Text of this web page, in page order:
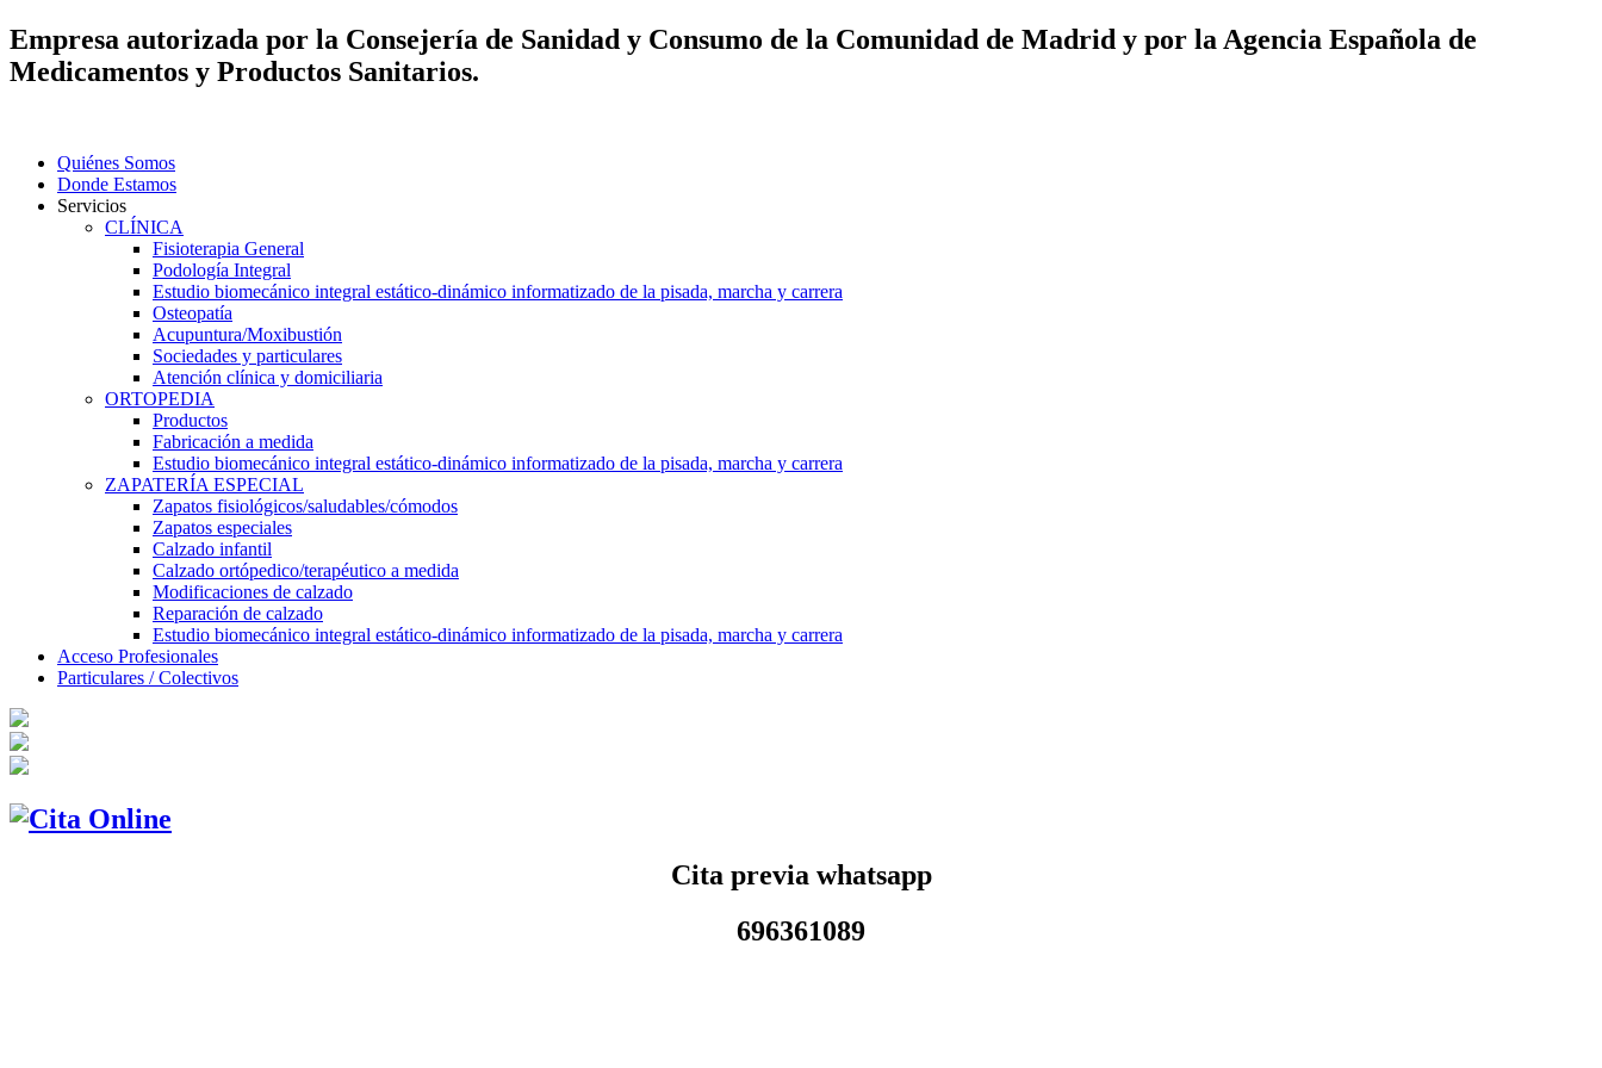
Empresa autorizada por la Consejería de Sanidad y Consumo de la Comunidad de Madrid y por la Agencia Española de
Medicamentos y Productos Sanitarios.
Quiénes Somos
Donde Estamos
Servicios
CLÍNICA
Fisioterapia General
Podología Integral
Estudio biomecánico integral estático-dinámico informatizado de la pisada, marcha y carrera
Osteopatía
Acupuntura/Moxibustión
Sociedades y particulares
Atención clínica y domiciliaria
ORTOPEDIA
Productos
Fabricación a medida
Estudio biomecánico integral estático-dinámico informatizado de la pisada, marcha y carrera
ZAPATERÍA ESPECIAL
Zapatos fisiológicos/saludables/cómodos
Zapatos especiales
Calzado infantil
Calzado ortópedico/terapéutico a medida
Modificaciones de calzado
Reparación de calzado
Estudio biomecánico integral estático-dinámico informatizado de la pisada, marcha y carrera
Acceso Profesionales
Particulares / Colectivos
Cita previa whatsapp
696361089